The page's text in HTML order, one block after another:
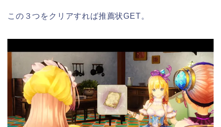
この３つをクリアすれば推薦状GET。